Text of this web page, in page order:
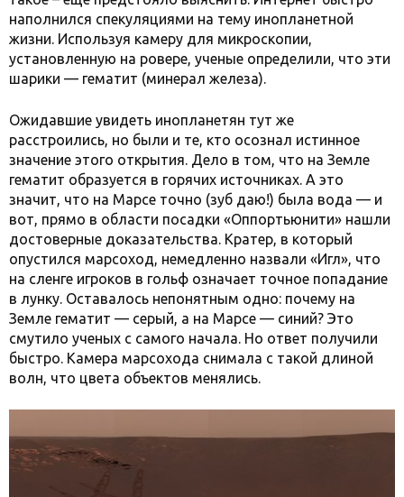
наполнился спекуляциями на тему инопланетной
жизни. Используя камеру для микроскопии,
установленную на ровере, ученые определили, что эти
шарики — гематит (минерал железа).
Ожидавшие увидеть инопланетян тут же
расстроились, но были и те, кто осознал истинное
значение этого открытия. Дело в том, что на Земле
гематит образуется в горячих источниках. А это
значит, что на Марсе точно (зуб даю!) была вода — и
вот, прямо в области посадки «Оппортьюнити» нашли
достоверные доказательства. Кратер, в который
опустился марсоход, немедленно назвали «Игл», что
на сленге игроков в гольф означает точное попадание
в лунку. Оставалось непонятным одно: почему на
Земле гематит — серый, а на Марсе — синий? Это
смутило ученых с самого начала. Но ответ получили
быстро. Камера марсохода снимала с такой длиной
волн, что цвета объектов менялись.